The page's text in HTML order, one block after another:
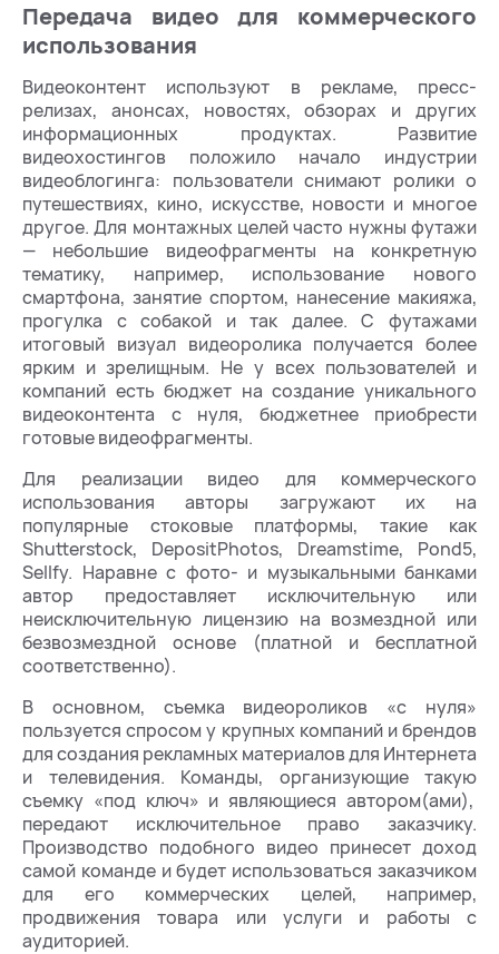
Передача видео для коммерческого
использования
Видеоконтент используют в рекламе, пресс-
релизах, анонсах, новостях, обзорах и других
информационных продуктах. Развитие
видеохостингов положило начало индустрии
видеоблогинга: пользователи снимают ролики о
путешествиях, кино, искусстве, новости и многое
другое. Для монтажных целей часто нужны футажи
— небольшие видеофрагменты на конкретную
тематику, например, использование нового
смартфона, занятие спортом, нанесение макияжа,
прогулка с собакой и так далее. С футажами
итоговый визуал видеоролика получается более
ярким и зрелищным. Не у всех пользователей и
компаний есть бюджет на создание уникального
видеоконтента с нуля, бюджетнее приобрести
готовые видеофрагменты.
Для реализации видео для коммерческого
использования авторы загружают их на
популярные стоковые платформы, такие как
Shutterstock, DepositPhotos, Dreamstime, Pond5,
Sellfy. Наравне с фото- и музыкальными банками
автор предоставляет исключительную или
неисключительную лицензию на возмездной или
безвозмездной основе (платной и бесплатной
соответственно).
В основном, съемка видеороликов «с нуля»
пользуется спросом у крупных компаний и брендов
для создания рекламных материалов для Интернета
и телевидения. Команды, организующие такую
съемку «под ключ» и являющиеся автором(ами),
передают исключительное право заказчику.
Производство подобного видео принесет доход
самой команде и будет использоваться заказчиком
для его коммерческих целей, например,
продвижения товара или услуги и работы с
аудиторией.